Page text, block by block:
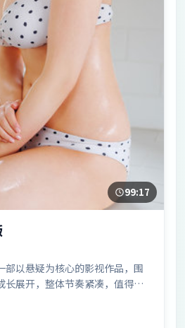
99:17
以悬疑为核心的影视作品，围
长展开，整体节奏紧凑，值得推